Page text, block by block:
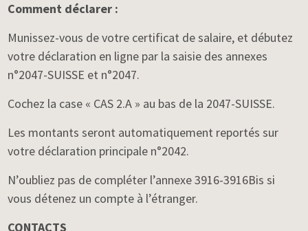
Comment déclarer :
Munissez-vous de votre certificat de salaire, et débutez
votre déclaration en ligne par la saisie des annexes
n°2047-SUISSE et n°2047.
Cochez la case « CAS 2.A » au bas de la 2047-SUISSE.
Les montants seront automatiquement reportés sur
votre déclaration principale n°2042.
N’oubliez pas de compléter l’annexe 3916-3916Bis si
vous détenez un compte à l’étranger.
CONTACTS